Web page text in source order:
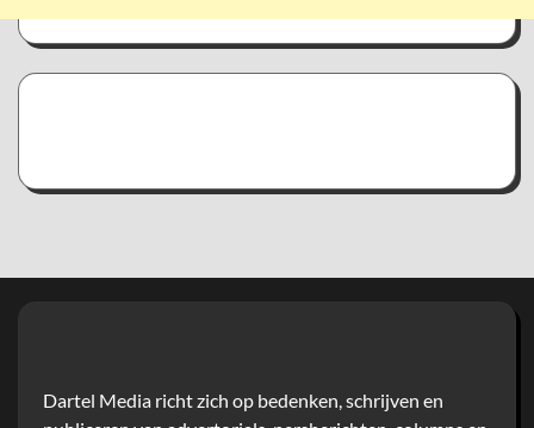
Dartel Media richt zich op bedenken, schrijven en